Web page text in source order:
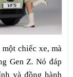
chiếc xe, mà
Gen Z. Nó đáp
và đồng hành